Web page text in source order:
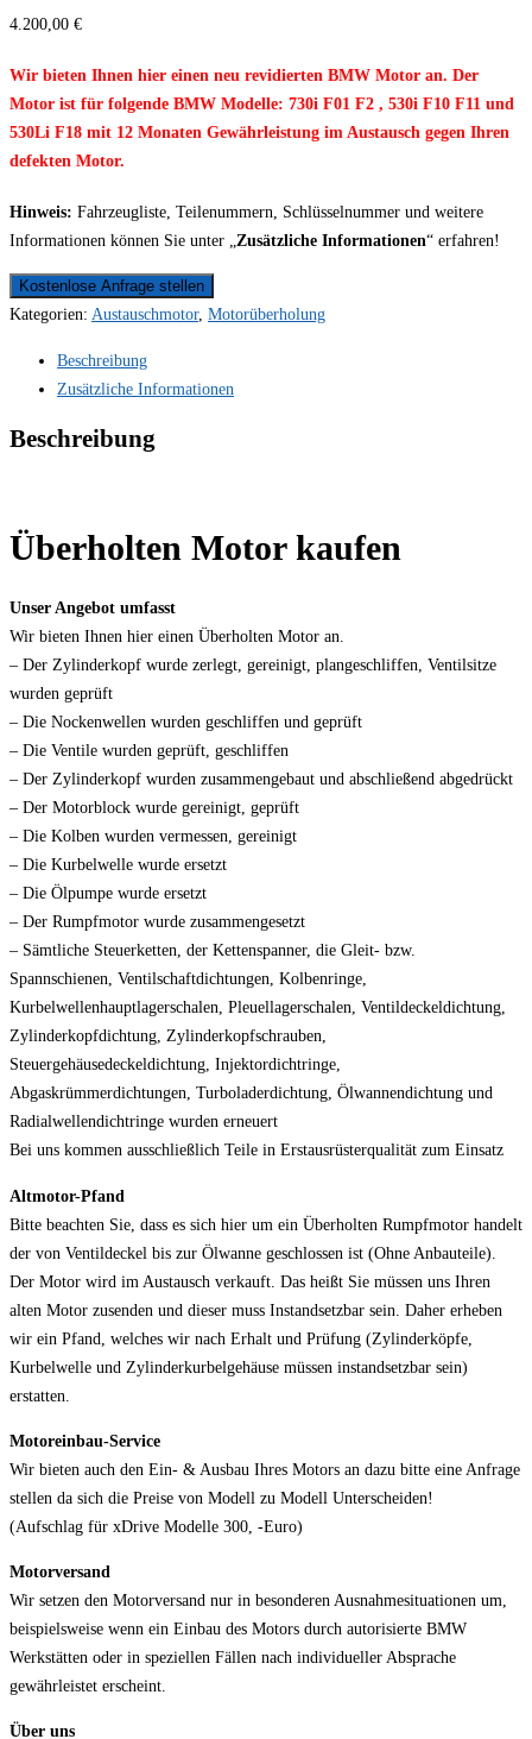
4.200,00 €
Wir bieten Ihnen hier einen neu revidierten BMW Motor an. Der
Motor ist für folgende BMW Modelle: 730i F01 F2 , 530i F10 F11 und
530Li F18 mit 12 Monaten Gewährleistung im Austausch gegen Ihren
defekten Motor.
Hinweis: Fahrzeugliste, Teilenummern, Schlüsselnummer und weitere
Informationen können Sie unter „ Zusätzliche Informationen“ erfahren!
Kostenlose Anfrage stellen
Kategorien: Austauschmotor, Motorüberholung
Beschreibung
Zusätzliche Informationen
Beschreibung
Überholten Motor kaufen
Unser Angebot umfasst
Wir bieten Ihnen hier einen Überholten Motor an.
– Der Zylinderkopf wurde zerlegt, gereinigt, plangeschliffen, Ventilsitze
wurden geprüft
– Die Nockenwellen wurden geschliffen und geprüft
– Die Ventile wurden geprüft, geschliffen
– Der Zylinderkopf wurden zusammengebaut und abschließend abgedrückt
– Der Motorblock wurde gereinigt, geprüft
– Die Kolben wurden vermessen, gereinigt
– Die Kurbelwelle wurde ersetzt
– Die Ölpumpe wurde ersetzt
– Der Rumpfmotor wurde zusammengesetzt
– Sämtliche Steuerketten, der Kettenspanner, die Gleit- bzw.
Spannschienen, Ventilschaftdichtungen, Kolbenringe,
Kurbelwellenhauptlagerschalen, Pleuellagerschalen, Ventildeckeldichtung,
Zylinderkopfdichtung, Zylinderkopfschrauben,
Steuergehäusedeckeldichtung, Injektordichtringe,
Abgaskrümmerdichtungen, Turboladerdichtung, Ölwannendichtung und
Radialwellendichtringe wurden erneuert
Bei uns kommen ausschließlich Teile in Erstausrüsterqualität zum Einsatz
Altmotor-Pfand
Bitte beachten Sie, dass es sich hier um ein Überholten Rumpfmotor handelt
der von Ventildeckel bis zur Ölwanne geschlossen ist (Ohne Anbauteile).
Der Motor wird im Austausch verkauft. Das heißt Sie müssen uns Ihren
alten Motor zusenden und dieser muss Instandsetzbar sein. Daher erheben
wir ein Pfand, welches wir nach Erhalt und Prüfung (Zylinderköpfe,
Kurbelwelle und Zylinderkurbelgehäuse müssen instandsetzbar sein)
erstatten.
Motoreinbau-Service
Wir bieten auch den Ein- & Ausbau Ihres Motors an dazu bitte eine Anfrage
stellen da sich die Preise von Modell zu Modell Unterscheiden!
(Aufschlag für xDrive Modelle 300, -Euro)
Motorversand
Wir setzen den Motorversand nur in besonderen Ausnahmesituationen um,
beispielsweise wenn ein Einbau des Motors durch autorisierte BMW
Werkstätten oder in speziellen Fällen nach individueller Absprache
gewährleistet erscheint.
Über uns